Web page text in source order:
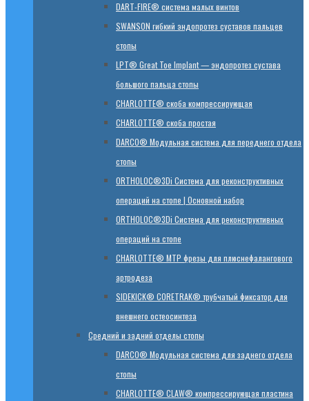
DART-FIRE® система малых винтов
SWANSON гибкий эндопротез суставов пальцев
стопы
LPT® Great Toe Implant — эндопротез сустава
большого пальца стопы
CHARLOTTE® скоба компрессирующая
CHARLOTTE® скоба простая
DARCO® Модульная система для переднего отдела
стопы
ORTHOLOC®3Di Система для реконструктивных
операций на стопе | Основной набор
ORTHOLOC®3Di Система для реконструктивных
операций на стопе
CHARLOTTE® MTP фрезы для плюснефалангового
артродеза
SIDEKICK® CORETRAK® трубчатый фиксатор для
внешнего остеосинтеза
Средний и задний отделы стопы
DARCO® Модульная система для заднего отдела
стопы
CHARLOTTE® CLAW® компрессирующая пластина